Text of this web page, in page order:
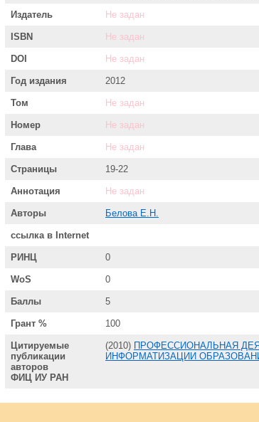
Издатель Не задан
ISBN Не задан
DOI Не задан
Год издания 2012
Том Не задан
Номер Не задан
Глава Не задан
Страницы 19-22
Аннотация Не задан
Авторы Белова Е.Н.
ссылка в Internet
РИНЦ 0
WoS 0
Баллы 5
Грант % 100
Цитируемые
публикации
авторов
ФИЦ ИУ РАН
(2010) ПРОФЕССИОНАЛЬНАЯ
ИНФОРМАТИЗАЦИИ